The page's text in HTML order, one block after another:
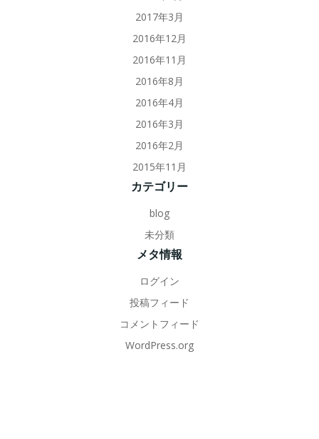
2017年3月
2016年12月
2016年11月
2016年8月
2016年4月
2016年3月
2016年2月
2015年11月
カテゴリー
blog
未分類
メタ情報
ログイン
投稿フィード
コメントフィード
WordPress.org